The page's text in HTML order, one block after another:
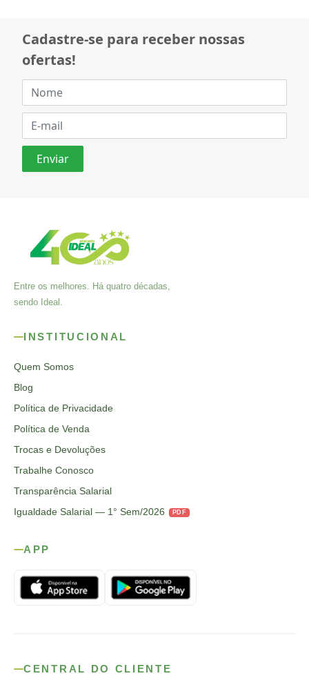
Cadastre-se para receber nossas
ofertas!
Entre os melhores. Há quatro décadas,
sendo Ideal.
INSTITUCIONAL
Quem Somos
Blog
Política de Privacidade
Política de Venda
Trocas e Devoluções
Trabalhe Conosco
Transparência Salarial
Igualdade Salarial — 1° Sem/2026
PDF
APP
CENTRAL DO CLIENTE